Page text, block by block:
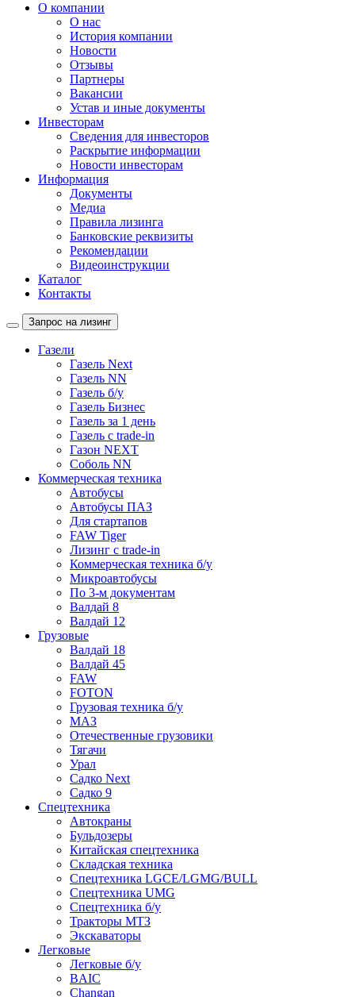
О компании
О нас
История компании
Новости
Отзывы
Партнеры
Вакансии
Устав и иные документы
Инвесторам
Сведения для инвесторов
Раскрытие информации
Новости инвесторам
Информация
Документы
Медиа
Правила лизинга
Банковские реквизиты
Рекомендации
Видеоинструкции
Каталог
Контакты
Запрос на лизинг
Газели
Газель Next
Газель NN
Газель б/у
Газель Бизнес
Газель за 1 день
Газель с trade-in
Газон NEXT
Соболь NN
Коммерческая техника
Автобусы
Автобусы ПАЗ
Для стартапов
FAW Tiger
Лизинг с trade-in
Коммерческая техника б/у
Микроавтобусы
По 3-м документам
Валдай 8
Валдай 12
Грузовые
Валдай 18
Валдай 45
FAW
FOTON
Грузовая техника б/у
МАЗ
Отечественные грузовики
Тягачи
Урал
Садко Next
Садко 9
Спецтехника
Автокраны
Бульдозеры
Китайская спецтехника
Складская техника
Спецтехника LGCE/LGMG/BULL
Спецтехника UMG
Спецтехника б/у
Тракторы МТЗ
Экскаваторы
Легковые
Легковые б/у
BAIC
Changan